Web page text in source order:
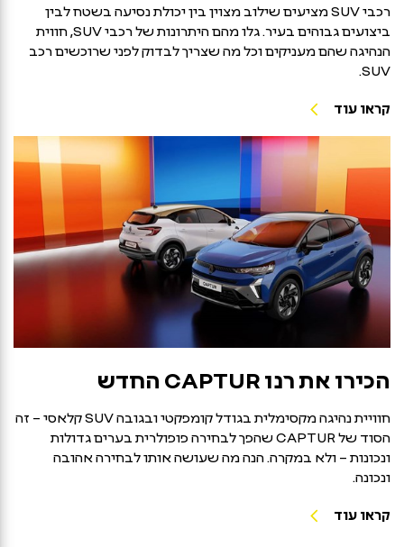
רכבי SUV מציעים שילוב מצוין בין יכולת נסיעה בשטח לבין
ביצועים גבוהים בעיר. גלו מהם היתרונות של רכבי SUV, חווית
הנהיגה שהם מעניקים וכל מה שצריך לבדוק לפני שרוכשים רכב
SUV.
קראו עוד
הכירו את רנו CAPTUR החדש
חוויית נהיגה מקסימלית בגודל קומפקטי ובגובה SUV קלאסי – זה
הסוד של CAPTUR שהפך לבחירה פופולרית בערים גדולות
ונכונות – ולא במקרה. הנה מה שעושה אותו לבחירה אהובה
ונכונה.
קראו עוד